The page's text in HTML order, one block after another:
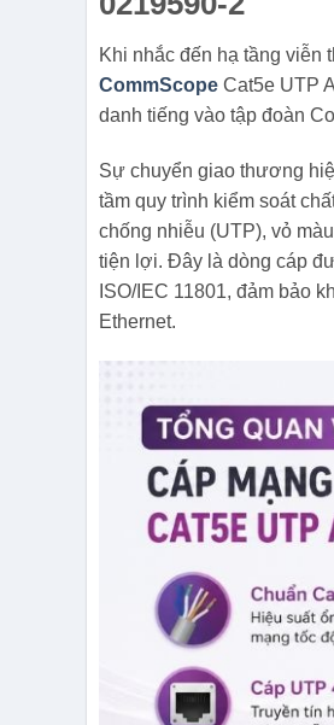
Khi nhắc đến hạ tầng viễn
CommScopeCat5e UTP
danh tiếng vào tập đoàn
Sự chuyển giao thương
tầm quy trình kiểm soát
chống nhiễu (UTP), vỏ
tiện lợi. Đây là dòng cáp
ISO/IEC 11801, đảm bảo
Ethernet.